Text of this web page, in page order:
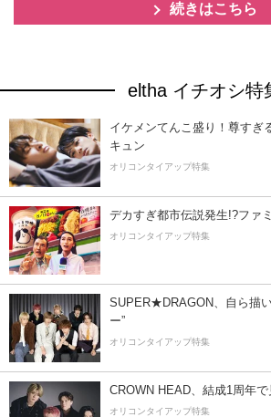
続きはこちら
eltha イチオシ特
イケメンてんこ盛り！尊すぎ
キュン
オリコンタイアップ特集
デカすぎ都市伝説発生!?ファ
オリコンタイアップ特集
SUPER★DRAGON、自ら描
ー”
オリコンタイアップ特集
CROWN HEAD、結成1周年で
オリコンタイアップ特集